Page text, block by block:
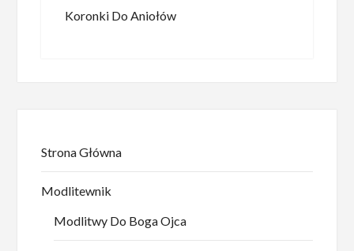
Koronki Do Aniołów
Strona Główna
Modlitewnik
Modlitwy Do Boga Ojca